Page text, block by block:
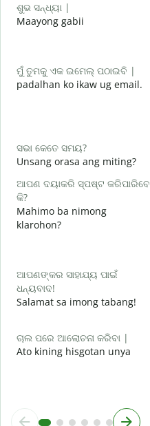
ଶୁଭ ସନ୍ଧ୍ୟା |
Maayong gabii
ମୁଁ ତୁମକୁ ଏକ ଇମେଲ୍ ପଠାଇବି |
padalhan ko ikaw ug email.
ସଭା କେତେ ସମୟ?
Unsang orasa ang miting?
ଆପଣ ଦୟାକରି ସ୍ପଷ୍ଟ କରିପାରିବେ
କି?
Mahimo ba nimong
klarohon?
ଆପଣଙ୍କର ସାହାଯ୍ୟ ପାଇଁ
ଧନ୍ୟବାଦ!
Salamat sa imong tabang!
ଚାଲ ପରେ ଆଲୋଚନା କରିବା |
Ato kining hisgotan unya